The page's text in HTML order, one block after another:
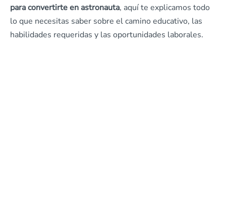
para convertirte en astronauta, aquí te explicamos todo
lo que necesitas saber sobre el camino educativo, las
habilidades requeridas y las oportunidades laborales.